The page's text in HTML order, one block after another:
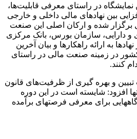
در راستای معرفی قابلیت‌ها،
بین نهادهای مالی داخلی و خارجی
شده و ارکان اصلی این صنعت
دارایی، سازمان بورس، بانک مرکزی
به ارائه راهکارها و بیان آخرین
در زمینه صنعت مالی در راستای
کنند.
و بهره گیری از ظرفیت‌های قانون
افزود: شایسته است در این دوره
برای معرفی فرصتهای برآمده